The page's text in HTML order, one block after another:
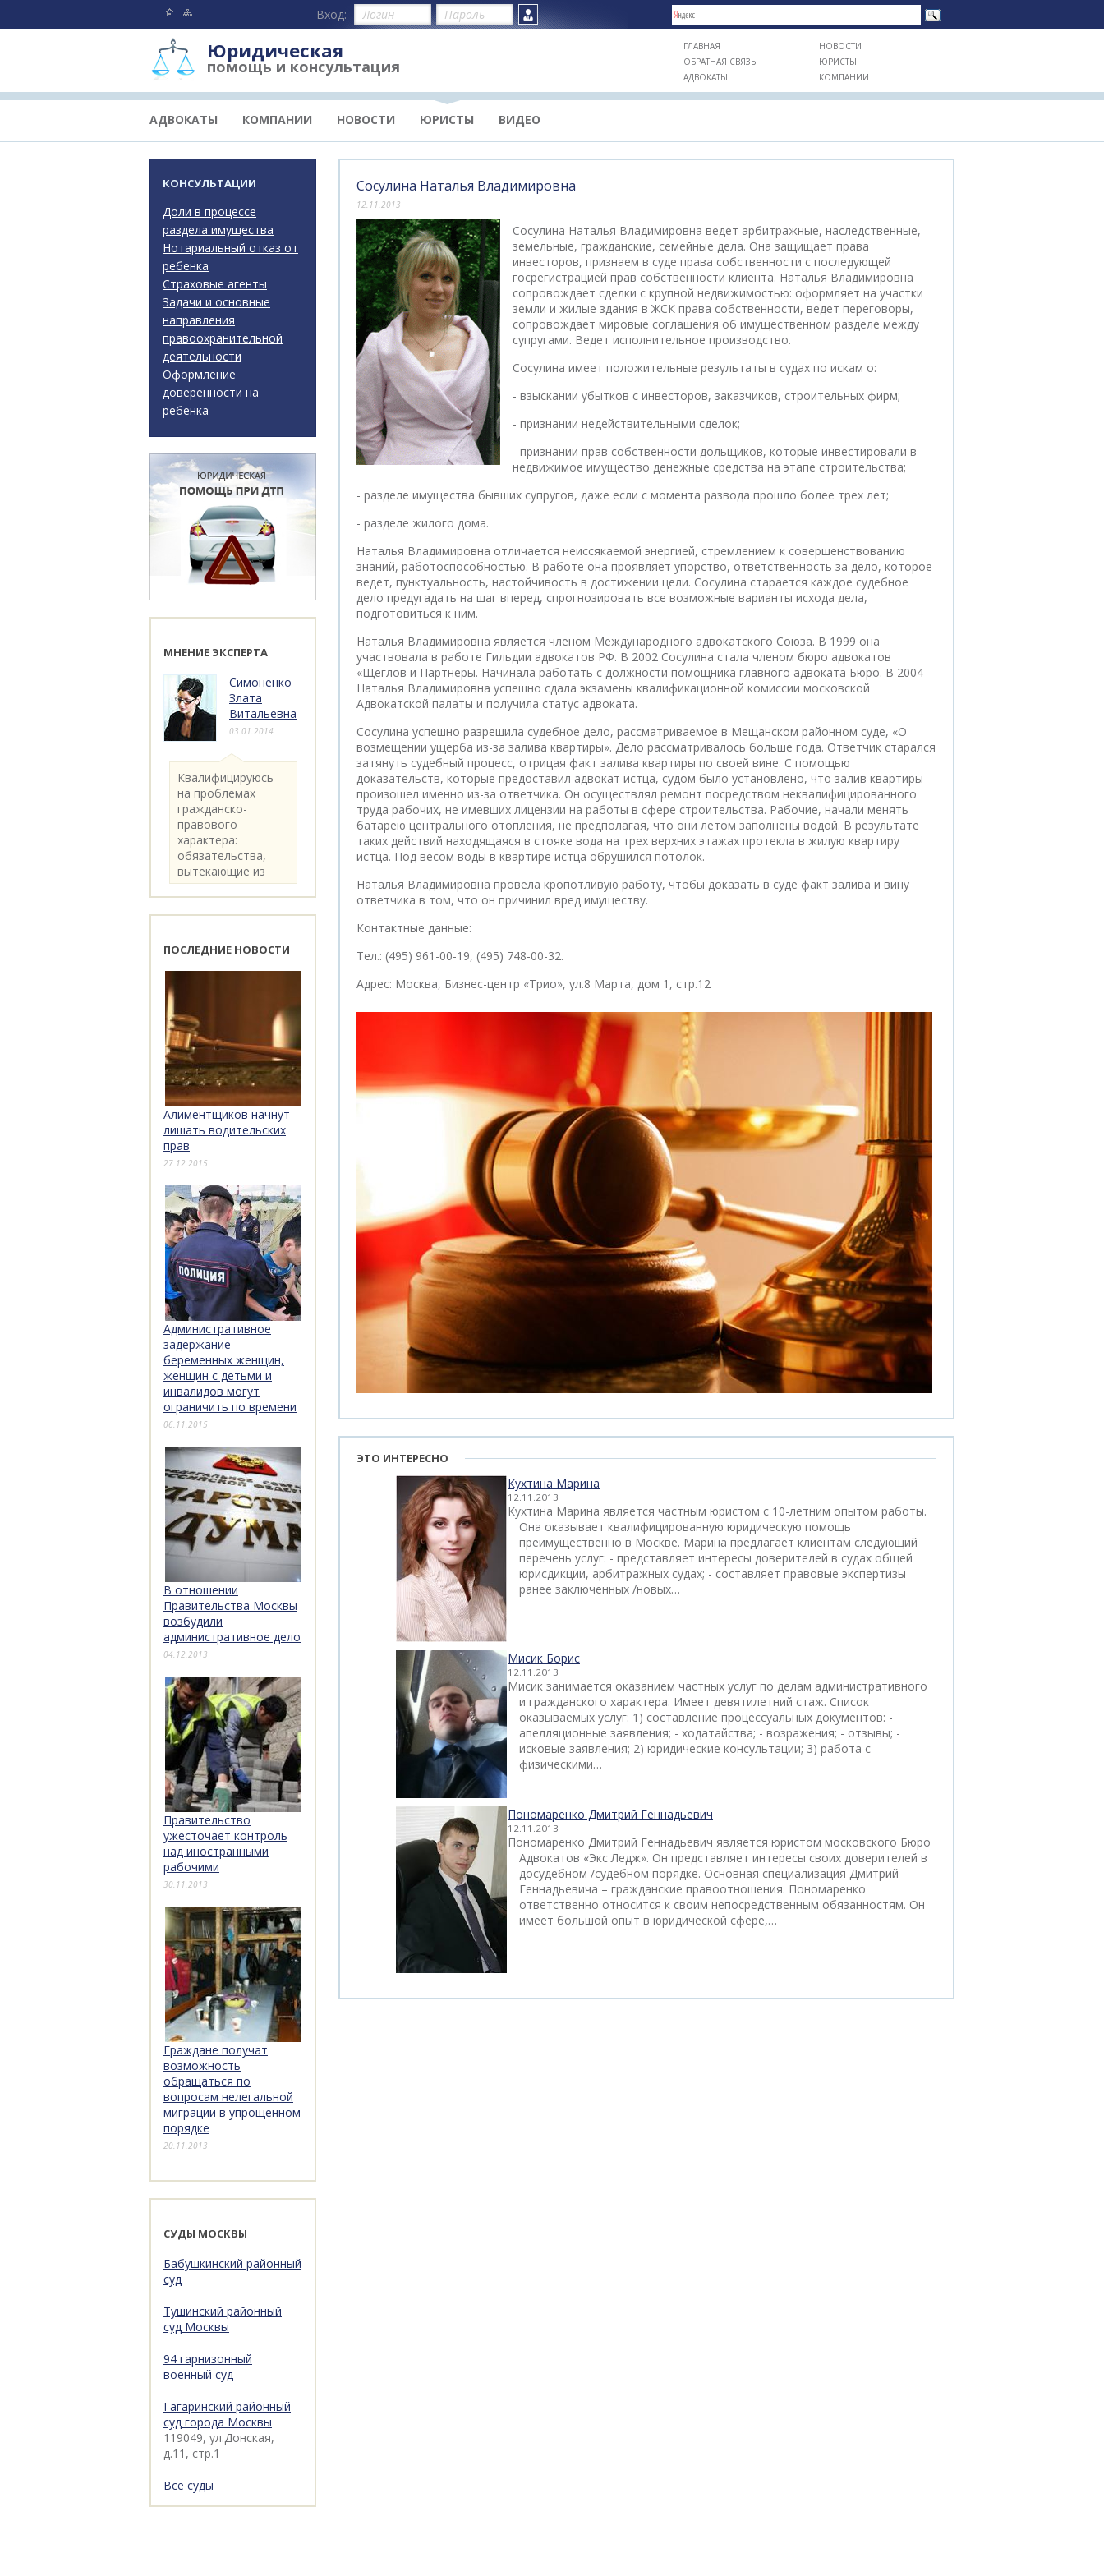
Вход:
Юридическая
помощь и консультация
ГЛАВНАЯ
НОВОСТИ
ОБРАТНАЯ СВЯЗЬ
ЮРИСТЫ
АДВОКАТЫ
КОМПАНИИ
АДВОКАТЫ КОМПАНИИ НОВОСТИ ЮРИСТЫ ВИДЕО
Сосулина Наталья Владимировна
12.11.2013
Сосулина Наталья Владимировна ведет арбитражные, наследственные,
земельные, гражданские, семейные дела. Она защищает права
инвесторов, признаем в суде права собственности с последующей
госрегистрацией прав собственности клиента. Наталья Владимировна
сопровождает сделки с крупной недвижимостью: оформляет на участки
земли и жилые здания в ЖСК права собственности, ведет переговоры,
сопровождает мировые соглашения об имущественном разделе между
супругами. Ведет исполнительное производство.
Сосулина имеет положительные результаты в судах по искам о:
- взыскании убытков с инвесторов, заказчиков, строительных фирм;
- признании недействительными сделок;
- признании прав собственности дольщиков, которые инвестировали в
недвижимое имущество денежные средства на этапе строительства;
- разделе имущества бывших супругов, даже если с момента развода прошло более трех лет;
- разделе жилого дома.
Наталья Владимировна отличается неиссякаемой энергией, стремлением к совершенствованию
знаний, работоспособностью. В работе она проявляет упорство, ответственность за дело, которое
ведет, пунктуальность, настойчивость в достижении цели. Сосулина старается каждое судебное
дело предугадать на шаг вперед, спрогнозировать все возможные варианты исхода дела,
подготовиться к ним.
Наталья Владимировна является членом Международного адвокатского Союза. В 1999 она
участвовала в работе Гильдии адвокатов РФ. В 2002 Сосулина стала членом бюро адвокатов
«Щеглов и Партнеры. Начинала работать с должности помощника главного адвоката Бюро. В 2004
Наталья Владимировна успешно сдала экзамены квалификационной комиссии московской
Адвокатской палаты и получила статус адвоката.
Сосулина успешно разрешила судебное дело, рассматриваемое в Мещанском районном суде, «О
возмещении ущерба из-за залива квартиры». Дело рассматривалось больше года. Ответчик старался
затянуть судебный процесс, отрицая факт залива квартиры по своей вине. С помощью
доказательств, которые предоставил адвокат истца, судом было установлено, что залив квартиры
произошел именно из-за ответчика. Он осуществлял ремонт посредством неквалифицированного
труда рабочих, не имевших лицензии на работы в сфере строительства. Рабочие, начали менять
батарею центрального отопления, не предполагая, что они летом заполнены водой. В результате
таких действий находящаяся в стояке вода на трех верхних этажах протекла в жилую квартиру
истца. Под весом воды в квартире истца обрушился потолок.
Наталья Владимировна провела кропотливую работу, чтобы доказать в суде факт залива и вину
ответчика в том, что он причинил вред имуществу.
Контактные данные:
Тел.: (495) 961-00-19, (495) 748-00-32.
Адрес: Москва, Бизнес-центр «Трио», ул.8 Марта, дом 1, стр.12
ЭТО ИНТЕРЕСНО
Кухтина Марина
12.11.2013
Кухтина Марина является частным юристом с 10-летним опытом работы.
Она оказывает квалифицированную юридическую помощь
преимущественно в Москве. Марина предлагает клиентам следующий
перечень услуг: - представляет интересы доверителей в судах общей
юрисдикции, арбитражных судах; - составляет правовые экспертизы
ранее заключенных /новых…
Мисик Борис
12.11.2013
Мисик занимается оказанием частных услуг по делам административного
и гражданского характера. Имеет девятилетний стаж. Список
оказываемых услуг: 1) составление процессуальных документов: -
апелляционные заявления; - ходатайства; - возражения; - отзывы; -
исковые заявления; 2) юридические консультации; 3) работа с
физическими…
Пономаренко Дмитрий Геннадьевич
12.11.2013
Пономаренко Дмитрий Геннадьевич является юристом московского Бюро
Адвокатов «Экс Ледж». Он представляет интересы своих доверителей в
досудебном /судебном порядке. Основная специализация Дмитрий
Геннадьевича – гражданские правоотношения. Пономаренко
ответственно относится к своим непосредственным обязанностям. Он
имеет большой опыт в юридической сфере,…
КОНСУЛЬТАЦИИ
Доли в процессе
раздела имущества
Нотариальный отказ от
ребенка
Страховые агенты
Задачи и основные
направления
правоохранительной
деятельности
Оформление
доверенности на
ребенка
МНЕНИЕ ЭКСПЕРТА
Симоненко
Злата
Витальевна
03.01.2014
Квалифицируюсь
на проблемах
гражданско-
правового
характера:
обязательства,
вытекающие из
категории..
ПОСЛЕДНИЕ НОВОСТИ
Алиментщиков начнут
лишать водительских
прав
27.12.2015
Административное
задержание
беременных женщин,
женщин с детьми и
инвалидов могут
ограничить по времени
06.11.2015
В отношении
Правительства Москвы
возбудили
административное дело
04.12.2013
Правительство
ужесточает контроль
над иностранными
рабочими
30.11.2013
Граждане получат
возможность
обращаться по
вопросам нелегальной
миграции в упрощенном
порядке
20.11.2013
СУДЫ МОСКВЫ
Бабушкинский районный
суд
Тушинский районный
суд Москвы
94 гарнизонный
военный суд
Гагаринский районный
суд города Москвы
119049, ул.Донская,
д.11, стр.1
Все суды